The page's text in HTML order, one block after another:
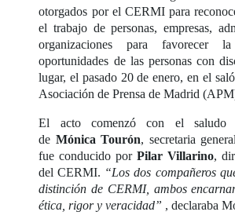
otorgados por el CERMI para
el trabajo de personas, empresas,
organizaciones para favorecer
oportunidades de las personas con
lugar, el pasado 20 de enero, en el
Asociación de Prensa de Madrid
El acto comenzó con el saludo
de Mónica Tourón, secretaria
fue conducido por Pilar Villarino,
del CERMI. “Los dos compañeros
distinción de CERMI, ambos
ética, rigor y veracidad” , declaraba